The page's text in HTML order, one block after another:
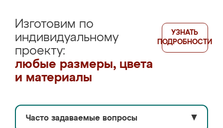
Изготовим по
индивидуальному
проекту:
любые размеры, цвета
и материалы
УЗНАТЬ
ПОДРОБНОСТИ
Часто задаваемые вопросы ▼